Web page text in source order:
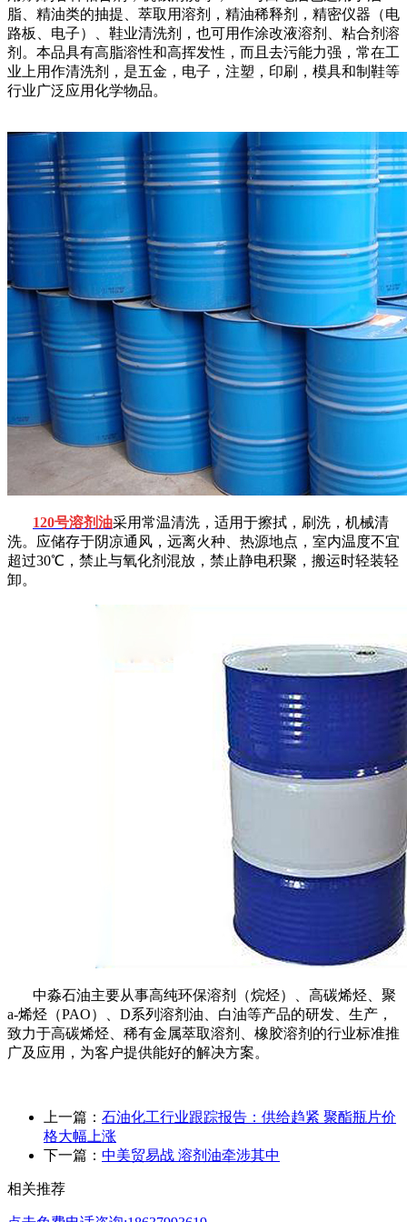
脂、精油类的抽提、萃取用溶剂，精油稀释剂，精密仪器（电
路板、电子）、鞋业清洗剂，也可用作涂改液溶剂、粘合剂溶
剂。本品具有高脂溶性和高挥发性，而且去污能力强，常在工
业上用作清洗剂，是五金，电子，注塑，印刷，模具和制鞋等
行业广泛应用化学物品。
120号溶剂油采用常温清洗，适用于擦拭，刷洗，机械清
洗。应储存于阴凉通风，远离火种、热源地点，室内温度不宜
超过30℃，禁止与氧化剂混放，禁止静电积聚，搬运时轻装轻
卸。
中淼石油主要从事高纯环保溶剂（烷烃）、高碳烯烃、聚
a-烯烃（PAO）、 D系列溶剂油、白油等产品的研发、生产，
致力于高碳烯烃、稀有金属萃取溶剂、橡胶溶剂的行业标准推
广及应用，为客户提供能好的解决方案。
上一篇： 石油化工行业跟踪报告：供给趋紧 聚酯瓶片价
格大幅上涨
下一篇： 中美贸易战 溶剂油牵涉其中
相关推荐